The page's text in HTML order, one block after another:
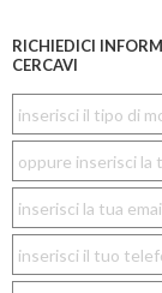
RICHIEDICI
CERCAVI